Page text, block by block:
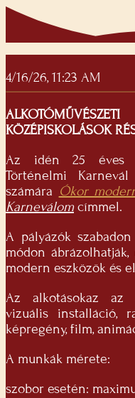
4/16/26, 11:23 AM
KÖZÉPISKOLÁSOK
Az idén 25 éves
Történelmi
számára Ókor
Karneválom címmel.
A pályázók
módon
modern eszközök és
Az alkotásokaz az
vizuális installáció,
képregény, film,
A munkák mérete:
szobor esetén: